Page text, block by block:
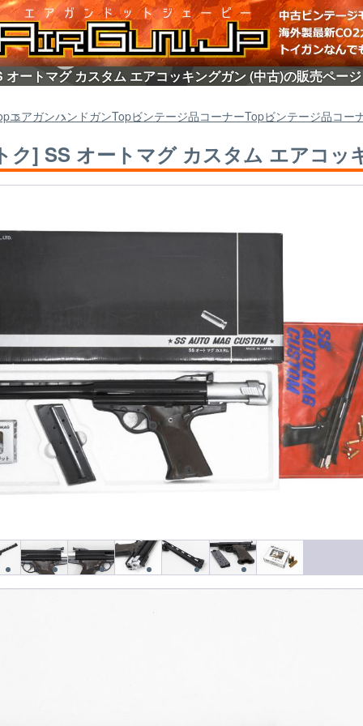
オートマグ カスタム エアコッキングガン (中古)の販売ペー
エアガンハンドガンTopビンテージ品コーナーTopビンテージ品コー
ク] SS オートマグ カスタム エアコッ